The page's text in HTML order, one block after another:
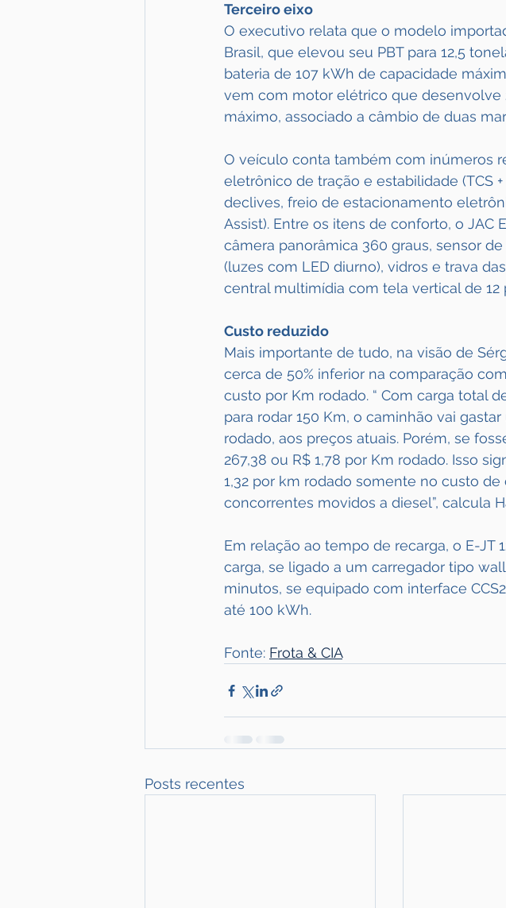
Terceiro eixo
O executivo relata que o modelo
Brasil, que elevou seu PBT para 12,5
bateria de 107 kWh de capacidade
vem com motor elétrico que desenvolve
máximo, associado a câmbio de duas
O veículo conta também com inúmeros
eletrônico de tração e estabilidade (TCS
declives, freio de estacionamento
Assist). Entre os itens de conforto, o JAC
câmera panorâmica 360 graus, sensor
(luzes com LED diurno), vidros e trava
central multimídia com tela vertical de 12
Custo reduzido
Mais importante de tudo, na visão de
cerca de 50% inferior na comparação
custo por Km rodado. “ Com carga total
para rodar 150 Km, o caminhão vai
rodado, aos preços atuais. Porém, se
267,38 ou R$ 1,78 por Km rodado. Isso
1,32 por km rodado somente no custo
concorrentes movidos a diesel”, calcula
Em relação ao tempo de recarga, o E-JT
carga, se ligado a um carregador tipo
minutos, se equipado com interface
até 100 kWh.
Fonte: Frota & CIA
Posts recentes